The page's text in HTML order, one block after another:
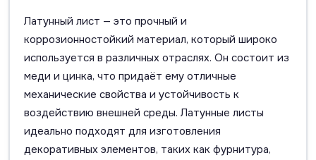
Латунный лист — это прочный и
коррозионностойкий материал, который широко
используется в различных отраслях. Он состоит из
меди и цинка, что придаёт ему отличные
механические свойства и устойчивость к
воздействию внешней среды. Латунные листы
идеально подходят для изготовления
декоративных элементов, таких как фурнитура,